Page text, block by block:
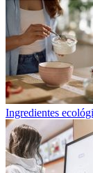
Ingredientes